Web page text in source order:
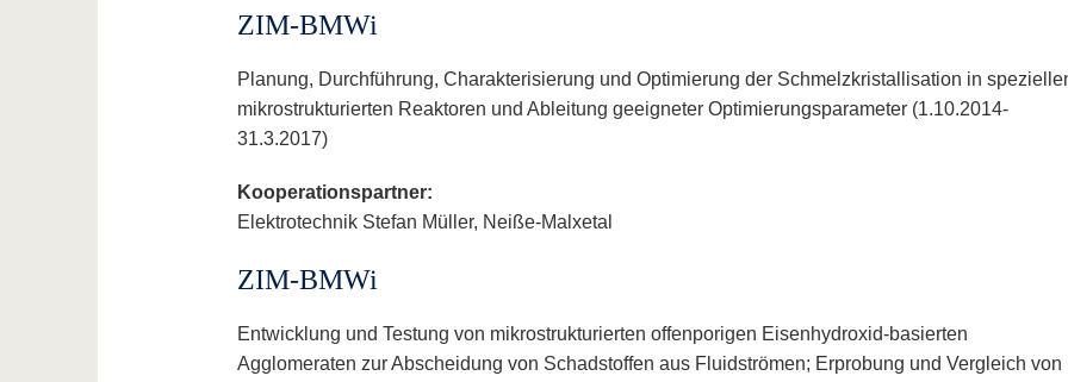
ZIM-BMWi
Planung, Durchführung, Charakterisierung und Optimierung der Schmelzkristallisation in
mikrostrukturierten Reaktoren und Ableitung geeigneter Optimierungsparameter (1.10.2014-
31.3.2017)
Kooperationspartner:
Elektrotechnik Stefan Müller, Neiße-Malxetal
ZIM-BMWi
Entwicklung und Testung von mikrostrukturierten offenporigen Eisenhydroxid-basierten
Agglomeraten zur Abscheidung von Schadstoffen aus Fluidströmen; Erprobung und Vergleich von